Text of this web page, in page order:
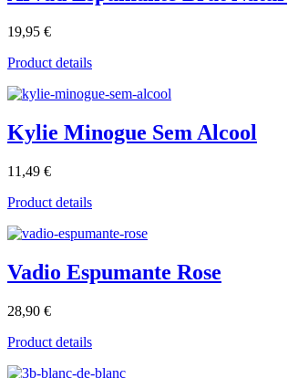
19,95 €
Product details
Kylie Minogue Sem Alcool
11,49 €
Product details
Vadio Espumante Rose
28,90 €
Product details